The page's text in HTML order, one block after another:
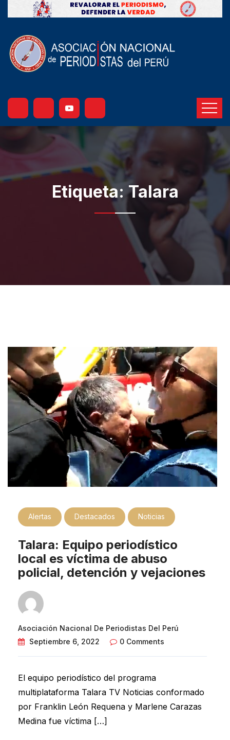
Etiqueta:Talara
Alertas Destacados Noticias
Talara: Equipo periodístico
local es víctima de abuso
policial, detención y vejaciones
Asociación Nacional De Periodistas Del Perú
Septiembre 6, 2022
0 Comments
El equipo periodístico del programa
multiplataforma Talara TV Noticias conformado
por Franklin León Requena y Marlene Carazas
Medina fue víctima […]